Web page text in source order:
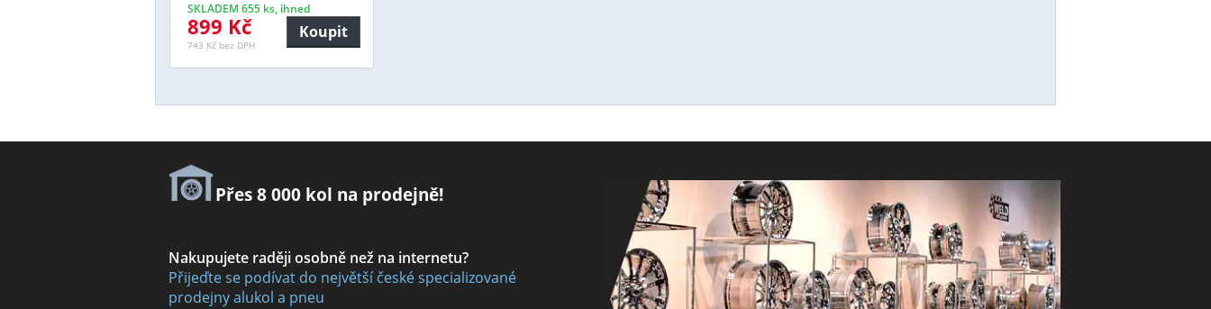
SKLADEM 655 ks, ihned
899 Kč
743 Kč bez DPH
Koupit
Přes 8 000 kol na prodejně!
Nakupujete raději osobně než na internetu?
Přijeďte se podívat do největší české specializované
prodejny alukol a pneu